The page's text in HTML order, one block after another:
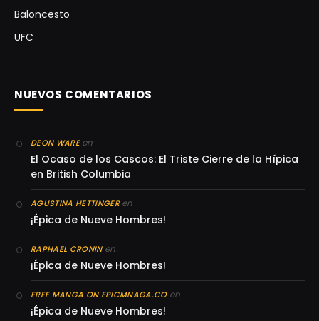
Baloncesto
UFC
NUEVOS COMENTARIOS
DEON WAREen
El Ocaso de los Cascos: El Triste Cierre de la Hípica
en British Columbia
AGUSTINA HETTINGERen
¡Épica de Nueve Hombres!
RAPHAEL CRONINen
¡Épica de Nueve Hombres!
FREE MANGA ON EPICMNAGA.COen
¡Épica de Nueve Hombres!